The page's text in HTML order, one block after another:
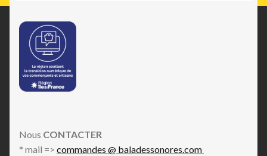
Nous CONTACTER
* mail => commandes @ baladessonores.com